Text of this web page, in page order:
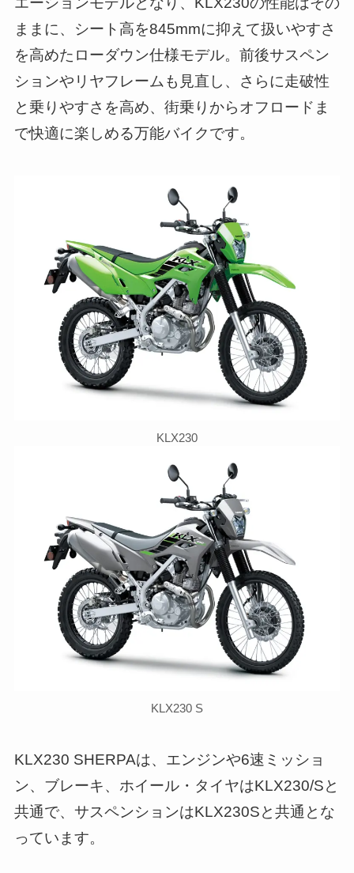
ままに、シート高を845mmに抑えて扱いやすさ
を高めたローダウン仕様モデル。前後サスペン
ションやリヤフレームも見直し、さらに走破性
と乗りやすさを高め、街乗りからオフロードま
で快適に楽しめる万能バイクです。
KLX230
KLX230 S
KLX230 SHERPAは、エンジンや6速ミッショ
ン、ブレーキ、ホイール・タイヤはKLX230/Sと
共通で、サスペンションはKLX230Sと共通とな
っています。